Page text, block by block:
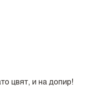
цвят, и на допир!